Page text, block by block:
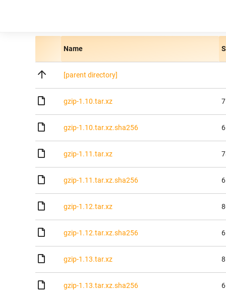
Name
[parent directory]
gzip-1.10.tar.xz
gzip-1.10.tar.xz.sha256
gzip-1.11.tar.xz
gzip-1.11.tar.xz.sha256
gzip-1.12.tar.xz
gzip-1.12.tar.xz.sha256
gzip-1.13.tar.xz
gzip-1.13.tar.xz.sha256